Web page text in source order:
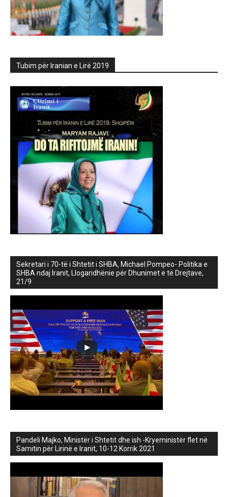
Tubim për Iranian e Lirë 2019
Sekretari i 70-të i Shtetit i SHBA, Michael Pompeo- Politika e
SHBA ndaj Iranit, Llogaridhënie për Dhunimet e të Drejtave,
21/9
Pandeli Majko, Ministër i Shtetit dhe ish -Kryeministër flet në
Samitin për Lirinë e Iranit, 10-12 Korrik 2021